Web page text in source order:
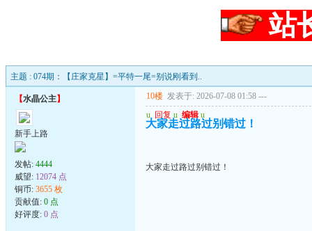
站
主题 : 074期：【庄家克星】=平特一尾=别说刚看到..
【水晶公主】
新手上路
发帖: 4444
威望: 12074 点
铜币: 3655 枚
贡献值: 0 点
好评度: 0 点
10楼 发表于: 2026-07-08 01:58 ---
u 回复 u 编辑 u
大家走过路过别错过！
大家走过路过别错过！